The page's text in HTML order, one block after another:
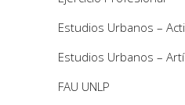
Estudios Urbanos –
Estudios Urbanos –
FAU UNLP